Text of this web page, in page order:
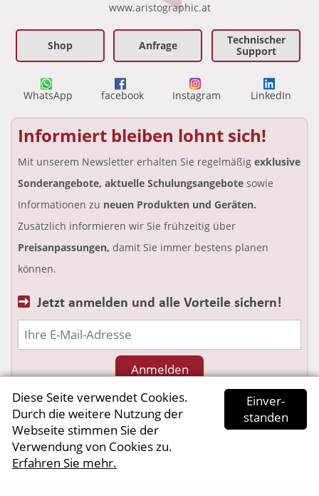
www.aristographic.at
Shop Anfrage
Technischer
Support
WhatsApp facebook Instagram LinkedIn
Informiert bleiben lohnt sich!
Mit unserem Newsletter erhalten Sie regelmäßig exklusive
Sonderangebote, aktuelle Schulungsangebotesowie
Informationen zu neuen Produkten und Geräten.
Zusätzlich informieren wir Sie frühzeitig über
Preisanpassungen, damit Sie immer bestens planen
können.
Jetzt anmelden und alle Vorteile sichern!
mehr Informationen
Diese Seite verwendet Cookies.
Durch die weitere Nutzung der
Webseite stimmen Sie der
Verwendung von Cookies zu.
Erfahren Sie mehr.
Ein­ver­
standen